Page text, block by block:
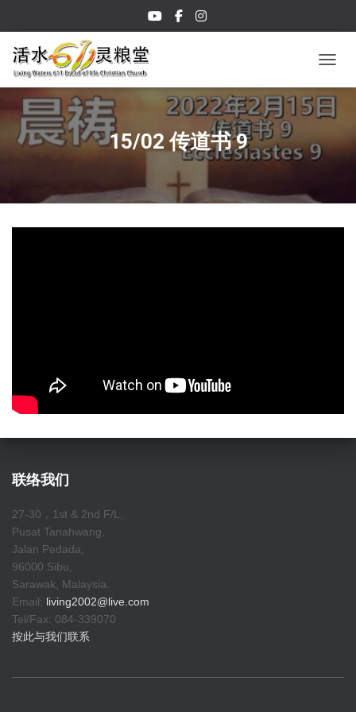
15/02 传道书 9
联络我们
27-30，1st & 2nd F/L,
Pusat Tanahwang,
Jalan Pedada,
96000 Sibu,
Sarawak, Malaysia.
Email: living2002@live.com
Tel/Fax: 084-339070
按此与我们联系